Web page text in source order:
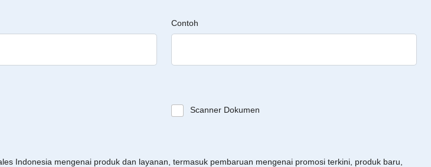
Contoh
Scanner Dokumen
Indonesia mengenai produk dan layanan, termasuk pembaruan mengenai promosi terkini, produk baru,